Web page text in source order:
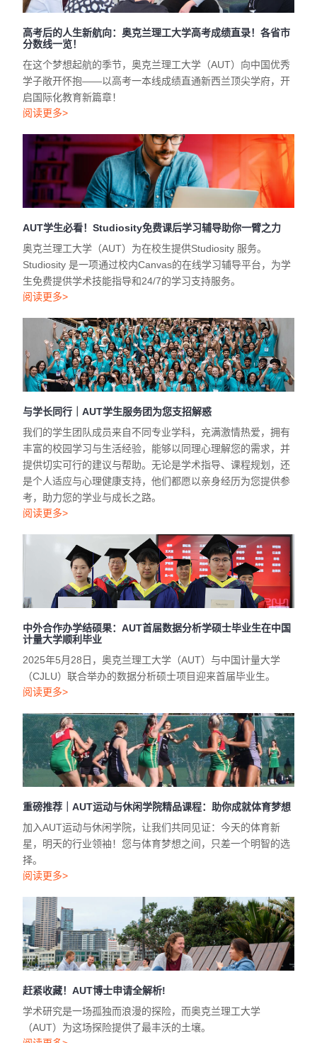
启国际化教育新篇章！
AUT学生必看！Studiosity免费课后学习辅导助你一臂之力
奥克兰理工大学（AUT）为在校生提供Studiosity 服务。
Studiosity 是一项通过校内Canvas的在线学习辅导平台，为学
生免费提供学术技能指导和24/7的学习支持服务。
阅读更多>
与学长同行｜AUT学生服务团为您支招解惑
我们的学生团队成员来自不同专业学科，充满激情热爱，拥有
丰富的校园学习与生活经验，能够以同理心理解您的需求，并
提供切实可行的建议与帮助。无论是学术指导、课程规划，还
是个人适应与心理健康支持，他们都愿以亲身经历为您提供参
考，助力您的学业与成长之路。
中外合作办学结硕果：AUT首届数据分析学硕士毕业生在中国
计量大学顺利毕业
2025年5月28日，奥克兰理工大学（AUT）与中国计量大学
（CJLU）联合举办的数据分析硕士项目迎来首届毕业生。
阅读更多>
重磅推荐｜AUT运动与休闲学院精品课程：助你成就体育梦想
加入AUT运动与休闲学院，让我们共同见证：今天的体育新
星，明天的行业领袖！您与体育梦想之间，只差一个明智的选
择。
阅读更多>
赶紧收藏！AUT博士申请全解析!
学术研究是一场孤独而浪漫的探险，而奥克兰理工大学
（AUT）为这场探险提供了最丰沃的土壤。
阅读更多>